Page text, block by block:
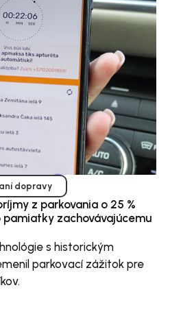
dopravy
z parkovania o 25 %
zachovávajúcemu
s historickým
parkovací zážitok pre